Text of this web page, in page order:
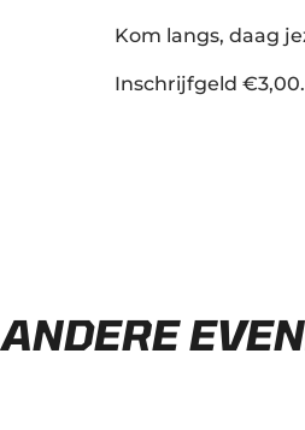
Kom langs, daag
Inschrijfgeld €3,00.
ANDERE